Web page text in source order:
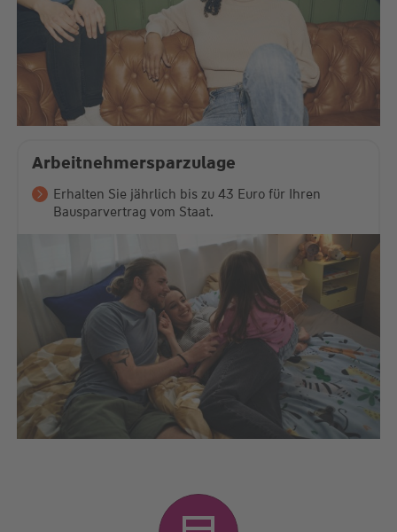
Arbeitnehmersparzulage
Erhalten Sie jährlich bis zu 43 Euro für Ihren
Bausparvertrag vom Staat.